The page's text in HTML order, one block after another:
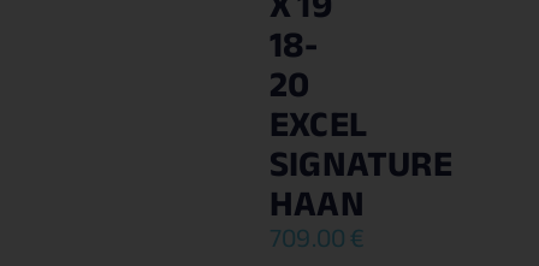
18-
20
EXCEL
SIGNATURE
HAAN
709.00€